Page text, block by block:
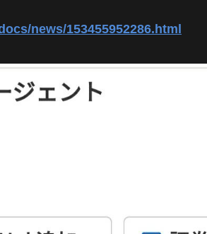
news/153455952286.html